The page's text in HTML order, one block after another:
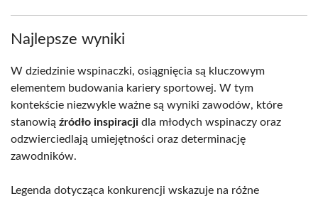
Najlepsze wyniki
W dziedzinie wspinaczki, osiągnięcia są kluczowym
elementem budowania kariery sportowej. W tym
kontekście niezwykle ważne są wyniki zawodów, które
stanowią źródło inspiracji dla młodych wspinaczy oraz
odzwierciedlają umiejętności oraz determinację
zawodników.
Legenda dotycząca konkurencji wskazuje na różne